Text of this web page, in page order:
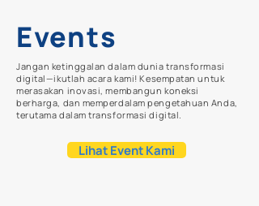
Events
Jangan ketinggalan dalam dunia transformasi
digital—ikutlah acara kami! Kesempatan untuk
merasakan inovasi, membangun koneksi
berharga, dan memperdalam pengetahuan Anda,
terutama dalam transformasi digital.
Lihat Event Kami